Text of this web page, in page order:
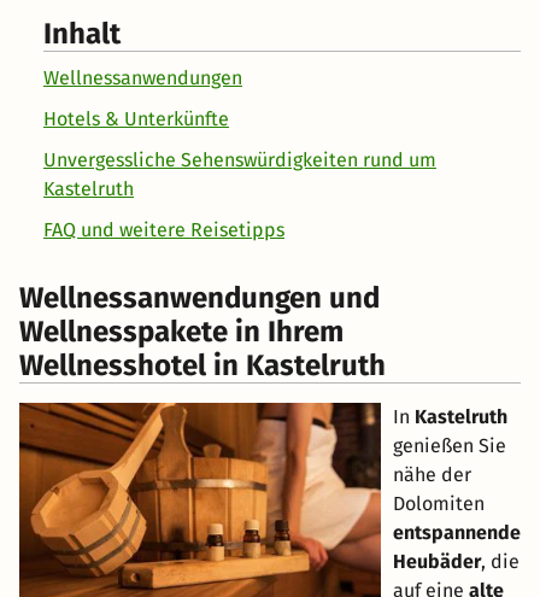
Inhalt
Wellnessanwendungen
Hotels & Unterkünfte
Unvergessliche Sehenswürdigkeiten rund um
Kastelruth
FAQ und weitere Reisetipps
Wellnessanwendungen und
Wellnesspakete in Ihrem
Wellnesshotel in Kastelruth
In Kastelruth
genießen Sie
nähe der
Dolomiten
entspannende
Heubäder, die
auf eine alte